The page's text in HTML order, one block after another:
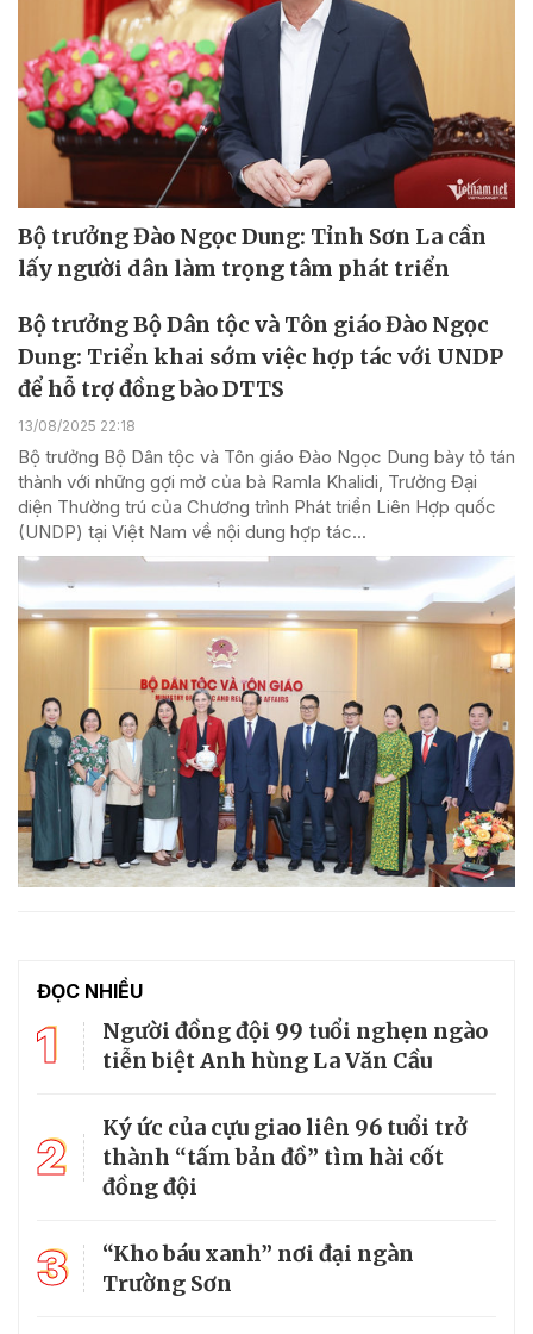
Bộ trưởng Đào Ngọc Dung: Tỉnh Sơn La cần
lấy người dân làm trọng tâm phát triển
Bộ trưởng Bộ Dân tộc và Tôn giáo Đào Ngọc
Dung: Triển khai sớm việc hợp tác với UNDP
để hỗ trợ đồng bào DTTS
13/08/2025 22:18
Bộ trưởng Bộ Dân tộc và Tôn giáo Đào Ngọc Dung bày tỏ tán
thành với những gợi mở của bà Ramla Khalidi, Trưởng Đại
diện Thường trú của Chương trình Phát triển Liên Hợp quốc
(UNDP) tại Việt Nam về nội dung hợp tác...
ĐỌC NHIỀU
1
Người đồng đội 99 tuổi nghẹn ngào
tiễn biệt Anh hùng La Văn Cầu
2
Ký ức của cựu giao liên 96 tuổi trở
thành “tấm bản đồ” tìm hài cốt
đồng đội
3
“Kho báu xanh” nơi đại ngàn
Trường Sơn